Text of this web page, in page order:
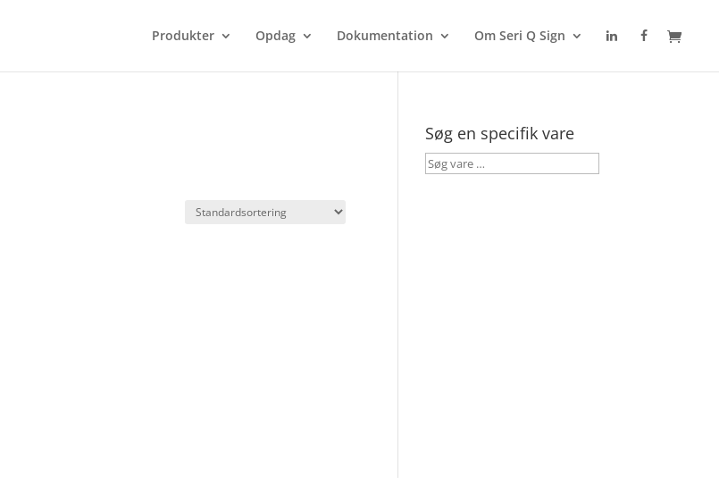
Produkter Opdag Dokumentation Om Seri Q Sign
Søg en specifik vare
Søg